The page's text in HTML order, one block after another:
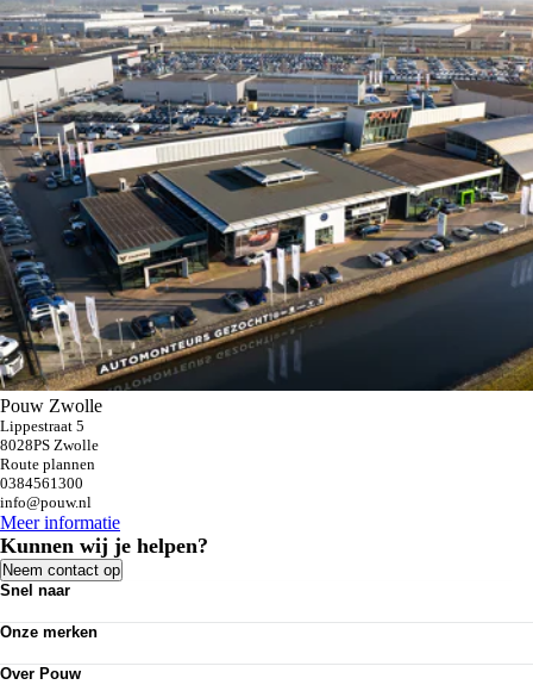
Pouw Zwolle
Lippestraat 5
8028PS Zwolle
Route plannen
0384561300
info@pouw.nl
Meer informatie
Kunnen wij je helpen?
Neem contact op
Snel naar
Bedrijfswagens
Acties
Onze merken
Audi
Over Pouw